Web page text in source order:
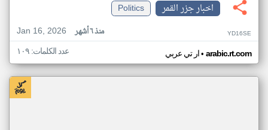
اخبار جزر القمر
Politics
Jan 16, 2026
منذ ٦ أشهر YD16SE
ار تي عربي• arabic.rt.com عدد الكلمات: ١٠٩